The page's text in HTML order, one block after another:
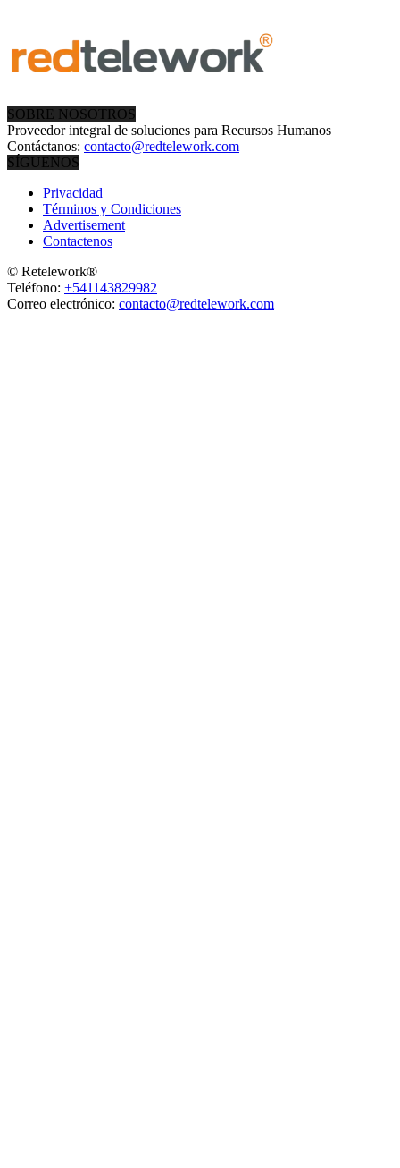
SOBRE NOSOTROS
Proveedor integral de soluciones para Recursos Humanos
Contáctanos: contacto@redtelework.com
SÍGUENOS
Privacidad
Términos y Condiciones
Advertisement
Contactenos
© Retelework®
Teléfono: +541143829982
Correo electrónico: contacto@redtelework.com